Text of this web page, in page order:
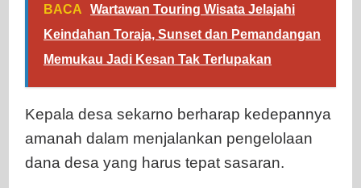
BACA
Wartawan Touring Wisata Jelajahi
Keindahan Toraja, Sunset dan Pemandangan
Memukau Jadi Kesan Tak Terlupakan
Kepala desa sekarno berharap kedepannya
amanah dalam menjalankan pengelolaan
dana desa yang harus tepat sasaran.